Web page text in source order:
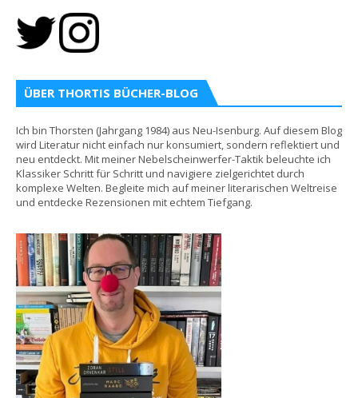
ÜBER THORTIS BÜCHER-BLOG
Ich bin Thorsten (Jahrgang 1984) aus Neu-Isenburg. Auf diesem Blog
wird Literatur nicht einfach nur konsumiert, sondern reflektiert und
neu entdeckt. Mit meiner Nebelscheinwerfer-Taktik beleuchte ich
Klassiker Schritt für Schritt und navigiere zielgerichtet durch
komplexe Welten. Begleite mich auf meiner literarischen Weltreise
und entdecke Rezensionen mit echtem Tiefgang.